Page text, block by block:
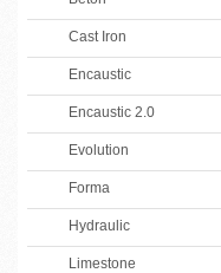
Cast Iron
Encaustic
Encaustic 2.0
Evolution
Forma
Hydraulic
Limestone